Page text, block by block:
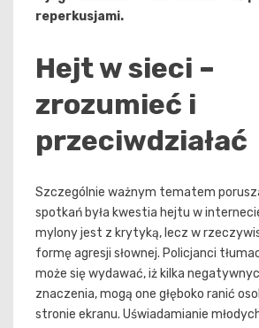
reperkusjami.
Hejt w sieci –
zrozumieć i
przeciwdziałać
Szczególnie ważnym tematem
spotkań była kwestia hejtu w
mylony jest z krytyką, lecz w
formę agresji słownej. Policjanci
może się wydawać, iż kilka
znaczenia, mogą one głęboko ranić
stronie ekranu. Uświadamianie